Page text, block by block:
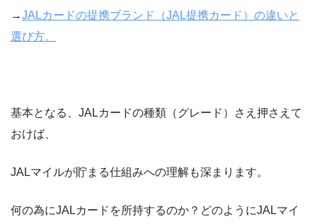
→JALカードの提携ブランド（JAL提携カード）の違いと
選び方。
基本となる、JALカードの種類（グレード）さえ押さえて
おけば、
JALマイルが貯まる仕組みへの理解も深まります。
何の為にJALカードを所持するのか？どのようにJALマイ